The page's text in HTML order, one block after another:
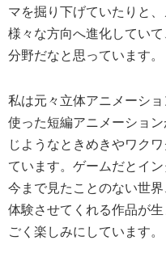
マを掘り下げていたりと
様々な方向へ進化してい
分野だなと思っています。
私は元々立体アニメーシ
使った短編アニメーショ
じようなときめきやワク
ています。ゲームだとイ
今まで見たことのない世
体験させてくれる作品が
ごく楽しみにしています。